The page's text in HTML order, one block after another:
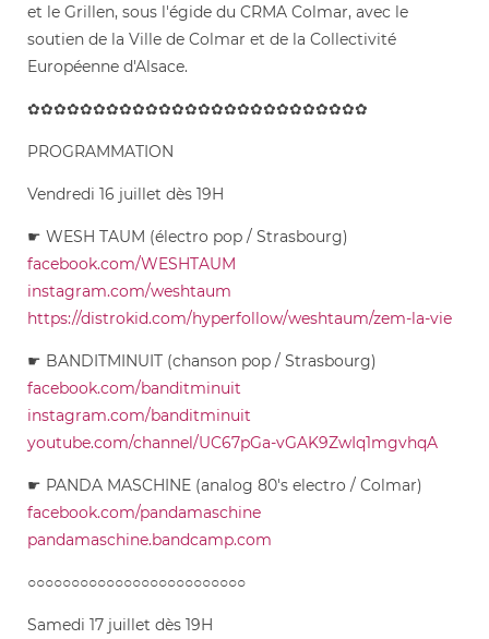
et le Grillen, sous l'égide du CRMA Colmar, avec le
soutien de la Ville de Colmar et de la Collectivité
Européenne d'Alsace.
✿✿✿✿✿✿✿✿✿✿✿✿✿✿✿✿✿✿✿✿✿✿✿✿✿✿
PROGRAMMATION
Vendredi 16 juillet dès 19H
☛ WESH TAUM (électro pop / Strasbourg)
facebook.com/WESHTAUM
instagram.com/weshtaum
https://distrokid.com/hyperfollow/weshtaum/zem-la-vie
☛ BANDITMINUIT (chanson pop / Strasbourg)
facebook.com/banditminuit
instagram.com/banditminuit
youtube.com/channel/UC67pGa-vGAK9ZwIq1mgvhqA
☛ PANDA MASCHINE (analog 80's electro / Colmar)
facebook.com/pandamaschine
pandamaschine.bandcamp.com
○○○○○○○○○○○○○○○○○○○○○○○○○
Samedi 17 juillet dès 19H